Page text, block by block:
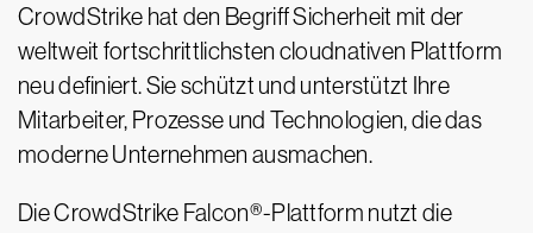
CrowdStrike hat den Begriff Sicherheit mit der
weltweit fortschrittlichsten cloudnativen Plattform
neu definiert. Sie schützt und unterstützt Ihre
Mitarbeiter, Prozesse und Technologien, die das
moderne Unternehmen ausmachen.
Die CrowdStrike Falcon®-Plattform nutzt die